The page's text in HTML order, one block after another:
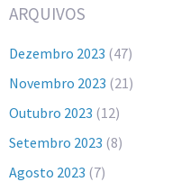
ARQUIVOS
Dezembro 2023 (47)
Novembro 2023 (21)
Outubro 2023 (12)
Setembro 2023 (8)
Agosto 2023 (7)